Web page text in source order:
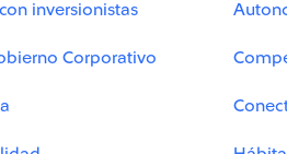
inversionistas
Corporativo